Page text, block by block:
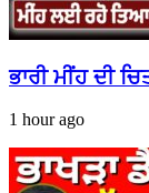
ਭਾਰੀ ਮੀਂਹ ਦੀ
1 hour ago